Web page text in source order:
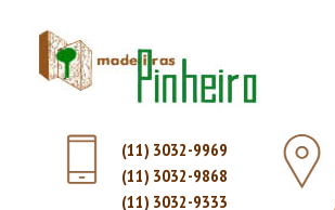
(11) 3032-9969
(11) 3032-9868
(11) 3032-9333